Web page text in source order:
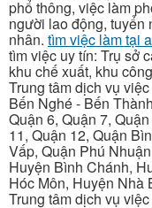
phổ thông, việc làm
người lao động, tuyển
nhân. tìm việc làm tại
tìm việc uy tín: Trụ sở
khu chế xuất, khu
Trung tâm dịch vụ
Bến Nghé - Bến
Quận 6, Quận 7,
11, Quận 12, Quận
Vấp, Quận Phú
Huyện Bình Chánh,
Hóc Môn, Huyện Nhà
Trung tâm dịch vụ